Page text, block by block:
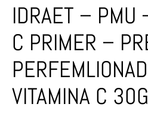
IDRAET – PMU
C PRIMER –
VITAMINA C 30G